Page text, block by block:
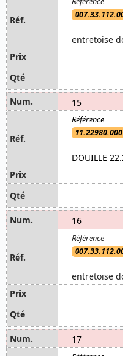
entretoise
15
11.22980.000
DOUILLE
16
entretoise
17